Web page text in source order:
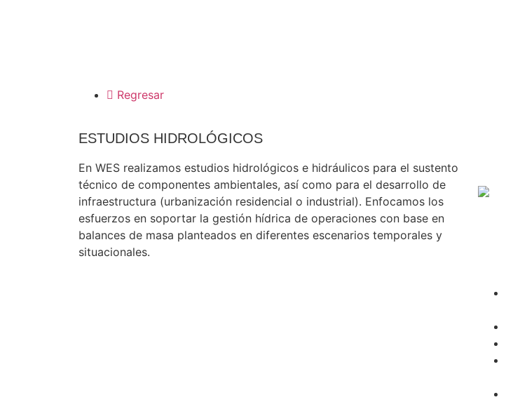
Regresar
ESTUDIOS HIDROLÓGICOS
En WES realizamos estudios hidrológicos e hidráulicos para el sustento
técnico de componentes ambientales, así como para el desarrollo de
infraestructura (urbanización residencial o industrial). Enfocamos los
esfuerzos en soportar la gestión hídrica de operaciones con base en
balances de masa planteados en diferentes escenarios temporales y
situacionales.